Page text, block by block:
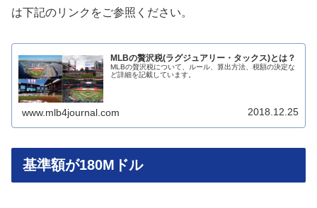
は下記のリンクをご参照ください。
MLBの贅沢税(ラグジュアリー・タックス)とは？
MLBの贅沢税について、ルール、算出方法、税額の決定な
ど詳細を記載しています。
www.mlb4journal.com 2018.12.25
基準額が180Mドル